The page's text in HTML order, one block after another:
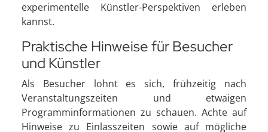
experimentelle Künstler-Perspektiven erleben
kannst.
Praktische Hinweise für Besucher
und Künstler
Als Besucher lohnt es sich, frühzeitig nach
Veranstaltungszeiten und etwaigen
Programminformationen zu schauen. Achte auf
Hinweise zu Einlasszeiten sowie auf mögliche